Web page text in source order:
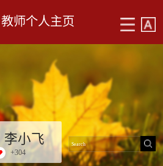
教师个人主页
李小飞
+304